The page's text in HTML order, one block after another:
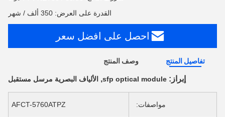
القدرة على العرض: 350 ألف / شهر
احصل على افضل سعر
تفاصيل المنتج وصف المنتج
إبراز: sfp optical module
, الألياف البصرية مرسل مستقبل
مواصفات: AFCT-5760ATPZ